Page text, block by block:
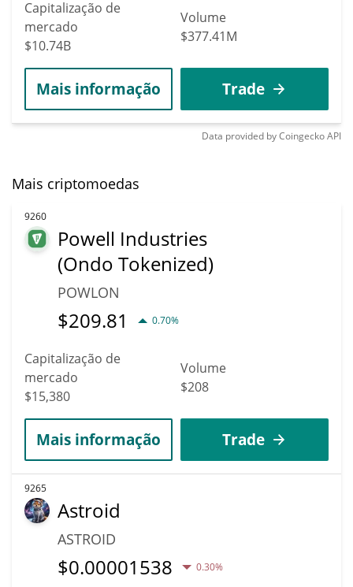
Capitalização de
mercado
$10.74B
Volume
$377.41M
Mais informação Trade
Data provided byCoingeckoAPI
Mais criptomoedas
9260
Powell Industries
(Ondo Tokenized)
POWLON
$209.81 0.70%
Capitalização de
mercado
$15,380
Volume
$208
Mais informação Trade
9265
Astroid
ASTROID
$0.00001538 0.30%